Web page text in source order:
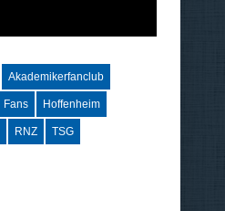
Akademikerfanclub
Fans Hoffenheim
RNZ TSG